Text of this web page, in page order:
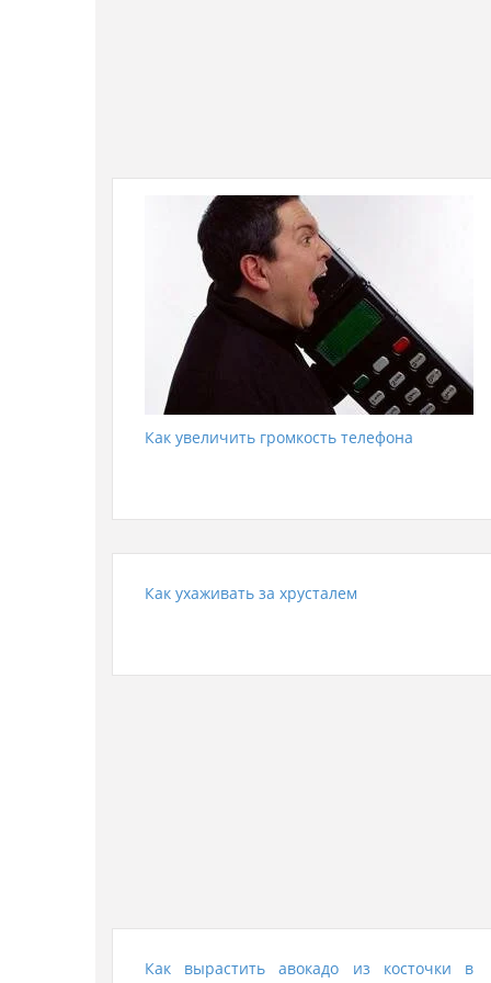
Как увеличить громкость телефона
Как ухаживать за хрусталем
Как вырастить авокадо из косточки в